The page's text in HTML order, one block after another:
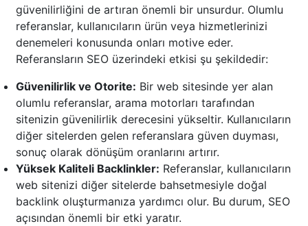
güvenilirliğini de artıran önemli bir unsurdur. Olumlu
referanslar, kullanıcıların ürün veya hizmetlerinizi
denemeleri konusunda onları motive eder.
Referansların SEO üzerindeki etkisi şu şekildedir:
Güvenilirlik ve Otorite: Bir web sitesinde yer alan
olumlu referanslar, arama motorları tarafından
sitenizin güvenilirlik derecesini yükseltir. Kullanıcıların
diğer sitelerden gelen referanslara güven duyması,
sonuç olarak dönüşüm oranlarını artırır.
Yüksek Kaliteli Backlinkler: Referanslar, kullanıcıların
web sitenizi diğer sitelerde bahsetmesiyle doğal
backlink oluşturmanıza yardımcı olur. Bu durum, SEO
açısından önemli bir etki yaratır.